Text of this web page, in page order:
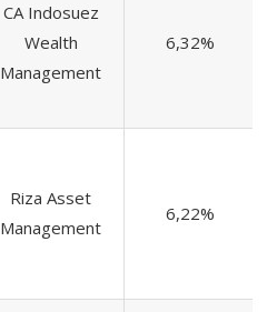
CA Indosuez
Wealth
Management
6,32%
Riza Asset
Management
6,22%